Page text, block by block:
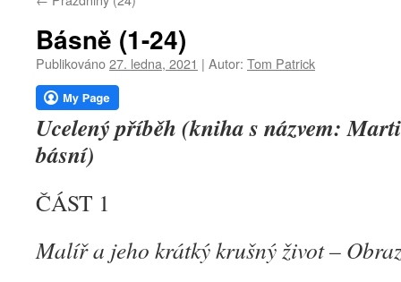
webu
Básně (1-24)
Publikováno27. ledna, 2021 | Autor: Tom Patrick
Ucelený příběh (kniha s názvem:
básní)
ČÁST 1
Malíř a jeho krátký krušný život –